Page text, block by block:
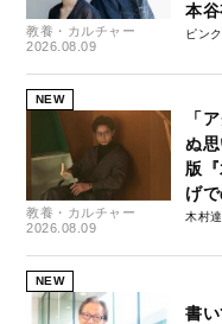
教養・カルチャー
2026.08.09
本
ピン
NEW
教養・カルチャー
2026.08.09
「
ぬ
版
げ
木村
NEW
書